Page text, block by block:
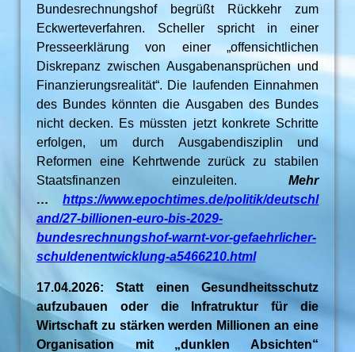
Bundesrechnungshof begrüßt Rückkehr zum
Eckwerteverfahren. Scheller spricht in einer
Presseerklärung von einer „offensichtlichen
Diskrepanz zwischen Ausgabenansprüchen und
Finanzierungsrealität“. Die laufenden Einnahmen
des Bundes könnten die Ausgaben des Bundes
nicht decken. Es müssten jetzt konkrete Schritte
erfolgen, um durch Ausgabendisziplin und
Reformen eine Kehrtwende zurück zu stabilen
Staatsfinanzen einzuleiten.Mehr
…https://www.epochtimes.de/politik/deutschl
and/27-billionen-euro-bis-2029-
bundesrechnungshof-warnt-vor-gefaehrlicher-
schuldenentwicklung-a5466210.html
17.04.2026: Statt einen Gesundheitsschutz
aufzubauen oder die Infratruktur für die
Wirtschaft zu stärken werden Millionen an eine
Organisation mit „dunklen Absichten“